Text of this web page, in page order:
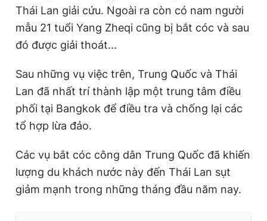
Thái Lan giải cứu. Ngoài ra còn có nam người
mẫu 21 tuổi Yang Zheqi cũng bị bắt cóc và sau
đó được giải thoát...
Sau những vụ việc trên, Trung Quốc và Thái
Lan đã nhất trí thành lập một trung tâm điều
phối tại Bangkok để điều tra và chống lại các
tổ hợp lừa đảo.
Các vụ bắt cóc công dân Trung Quốc đã khiến
lượng du khách nước này đến Thái Lan sụt
giảm mạnh trong những tháng đầu năm nay.